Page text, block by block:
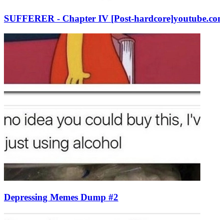
SUFFERER - Chapter IV [Post-hardcore]
Depressing Memes Dump #2